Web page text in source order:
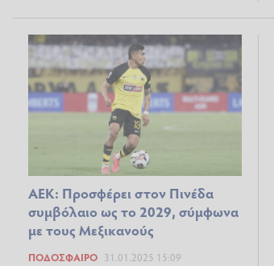
ΑΕΚ: Προσφέρει στον Πινέδα
συμβόλαιο ως το 2029, σύμφωνα
με τους Μεξικανούς
ΠΟΔΌΣΦΑΙΡΟ 31.01.2025 15:09